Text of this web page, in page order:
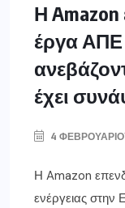
Η Amazon
έργα
έχει
4
Η Amazon
ενέργειας στην